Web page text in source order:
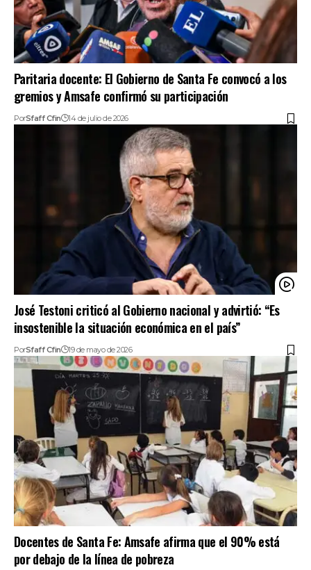
Paritaria docente: El Gobierno de Santa Fe convocó a los
gremios y Amsafe confirmó su participación
PorSfaff Cfin 14 de julio de 2026
José Testoni criticó al Gobierno nacional y advirtió: “Es
insostenible la situación económica en el país”
PorSfaff Cfin 19 de mayo de 2026
Docentes de Santa Fe: Amsafe afirma que el 90% está
por debajo de la línea de pobreza